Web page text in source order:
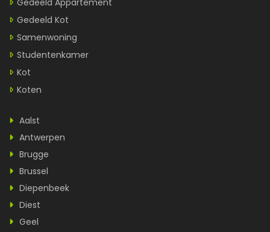
Gedeeld Appartement
Gedeeld Kot
Samenwoning
Studentenkamer
Kot
Koten
Aalst
Antwerpen
Brugge
Brussel
Diepenbeek
Diest
Geel